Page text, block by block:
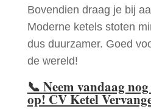
Bovendien draag je bij
Moderne ketels stoten
dus duurzamer. Goed
de wereld!
📞 Neem vandaag
op! CV Ketel